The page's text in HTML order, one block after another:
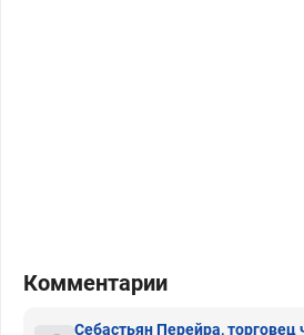
Комментарии
Себастьян Перейра,